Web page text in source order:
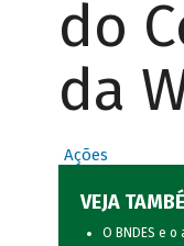
do
da
Ações
VEJA
O BNDES e